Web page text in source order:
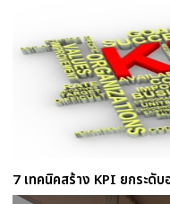
7 เทคนิคสร้าง KPI ยกระดั